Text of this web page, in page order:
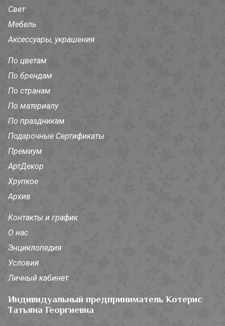
Свет
Мебель
Аксессуары, украшения
По цветам
По брендам
По странам
По материалу
По праздникам
Подарочные Сертификаты
Премиум
АртДекор
Хрупкое
Архив
Контакты и график
О нас
Энциклопедия
Условия
Личный кабинет
Индивидуальный предприниматель Котерис
Татьяна Георгиевна